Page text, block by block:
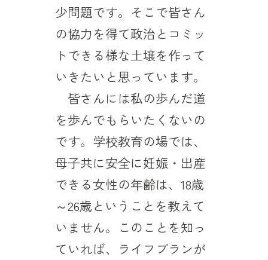
少問題です。そこで皆さん
の協力を得て政治とコミッ
トできる様な土壌を作って
いきたいと思っています。
皆さんには私の歩んだ道
を歩んでもらいたくないの
です。学校教育の場では、
母子共に安全に妊娠・出産
できる女性の年齢は、18歳
～26歳ということを教えて
いません。このことを知っ
ていれば、ライフプランが